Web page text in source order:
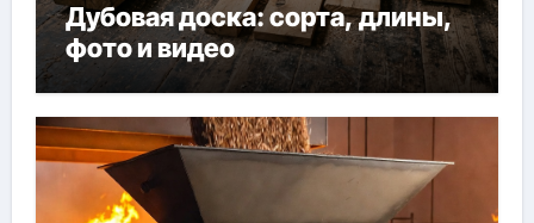
Дубовая доска: сорта, длины,
фото и видео